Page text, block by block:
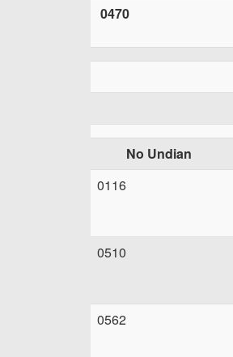
0470
No Undian
0116
0510
0562